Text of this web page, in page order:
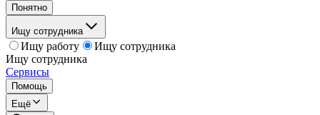
Понятно
Ищу сотрудника
Ищу работу
Ищу сотрудника
Ищу сотрудника
Сервисы
Помощь
Ещё